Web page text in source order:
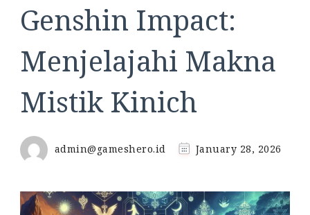
Genshin Impact:
Menjelajahi Makna
Mistik Kinich
admin@gameshero.id January 28, 2026